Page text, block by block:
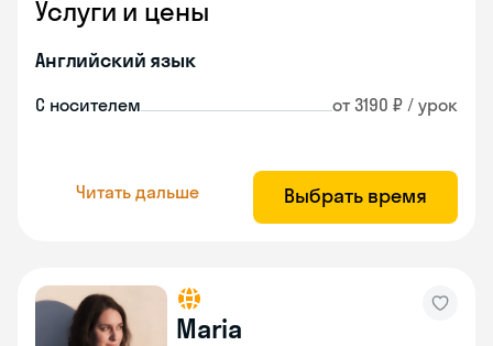
Услуги и цены
Английский язык
С носителем от 3190 ₽ / урок
Читать дальше Выбрать время
Maria